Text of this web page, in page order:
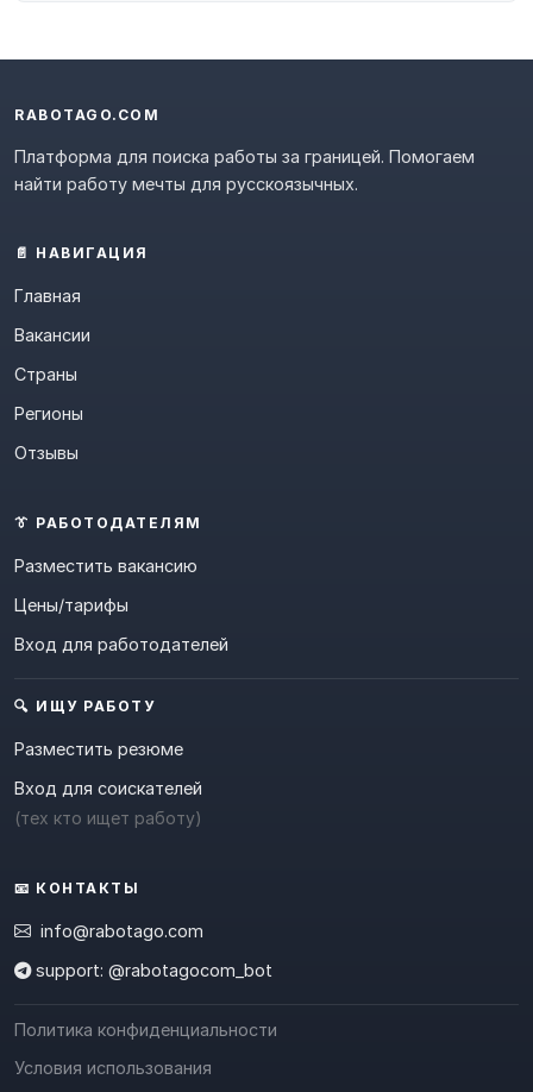
RABOTAGO.COM
Платформа для поиска работы за границей. Помогаем
найти работу мечты для русскоязычных.
📄 НАВИГАЦИЯ
Главная
Вакансии
Страны
Регионы
Отзывы
👔 РАБОТОДАТЕЛЯМ
Разместить вакансию
Цены/тарифы
Вход для работодателей
🔍 ИЩУ РАБОТУ
Разместить резюме
Вход для соискателей
(тех кто ищет работу)
📧 КОНТАКТЫ
info@rabotago.com
support: @rabotagocom_bot
Политика конфиденциальности
Условия использования